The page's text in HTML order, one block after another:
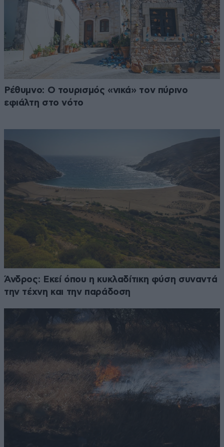
Ρέθυμνο: Ο τουρισμός «νικά» τον πύρινο
εφιάλτη στο νότο
Άνδρος: Εκεί όπου η κυκλαδίτικη φύση συναντά
την τέχνη και την παράδοση